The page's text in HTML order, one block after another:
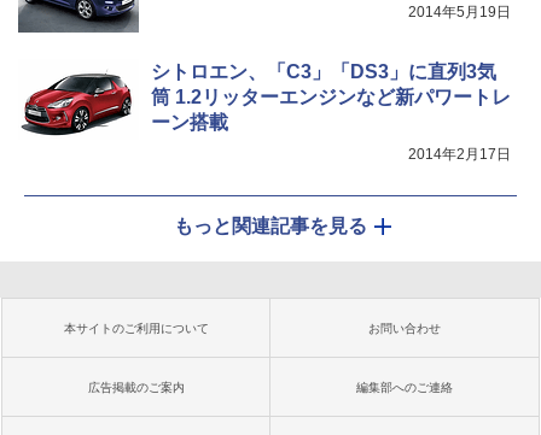
2014年5月19日
シトロエン、「C3」「DS3」に直列3気
筒 1.2リッターエンジンなど新パワートレ
ーン搭載
2014年2月17日
もっと関連記事を見る
本サイトのご利用について お問い合わせ
広告掲載のご案内 編集部へのご連絡